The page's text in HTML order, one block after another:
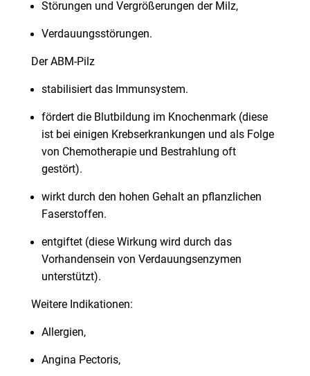
Störungen und Vergrößerungen der Milz,
Verdauungsstörungen.
Der ABM-Pilz
stabilisiert das Immunsystem.
fördert die Blutbildung im Knochenmark (diese
ist bei einigen Krebserkrankungen und als Folge
von Chemotherapie und Bestrahlung oft
gestört).
wirkt durch den hohen Gehalt an pflanzlichen
Faserstoffen.
entgiftet (diese Wirkung wird durch das
Vorhandensein von Verdauungsenzymen
unterstützt).
Weitere Indikationen:
Allergien,
Angina Pectoris,